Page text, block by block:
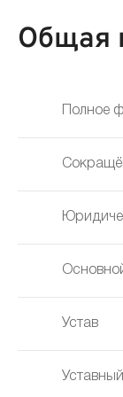
Общая
Полное
Устав